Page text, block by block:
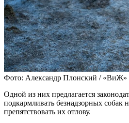
Фото: Александр Плонский / «ВиЖ»
Одной из них предлагается
подкармливать безнадзорных собак
препятствовать их отлову.